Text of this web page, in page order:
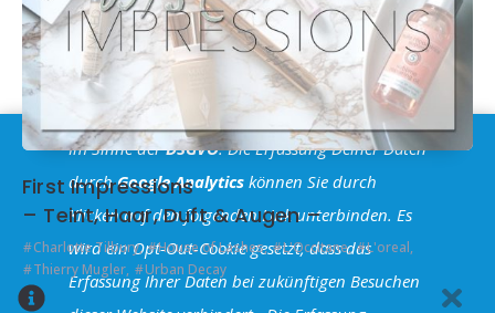
First Impressions
– Teint, Haar, Duft & Augen –
Charlotte Tilbury, House of Lashes, L'Occitane, L'oreal,
Thierry Mugler, Urban Decay
Im Sinne derDSGVO: Die Erfassung Deiner Daten
durchGoogle Analyticskönnen Sie durch
Klicken auf den folgenden Link unterbinden. Es
wird ein Opt-Out-Cookie gesetzt, dass das
Erfassung Ihrer Daten bei zukünftigen Besuchen